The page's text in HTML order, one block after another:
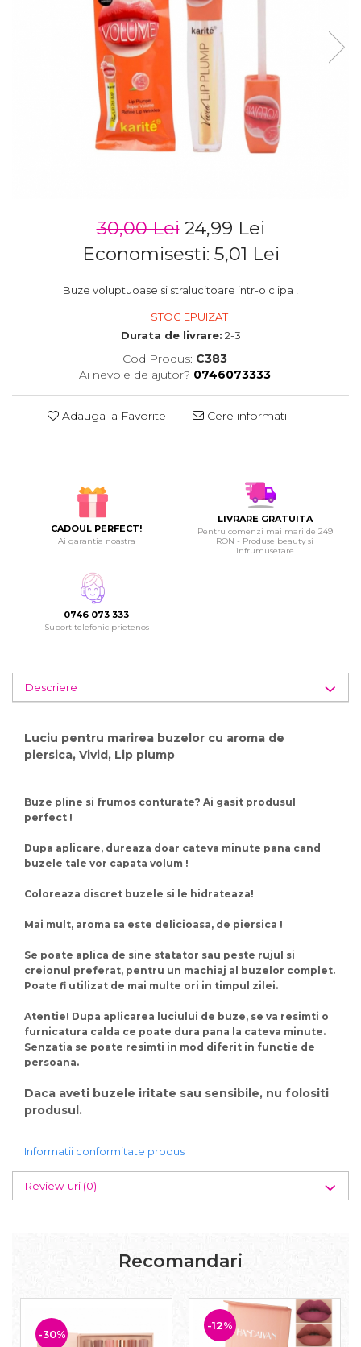
30,00 Lei 24,99 Lei
Economisesti: 5,01 Lei
Buze voluptuoase si stralucitoare intr-o clipa !
STOC EPUIZAT
Durata de livrare: 2-3
Cod Produs: C383
Ai nevoie de ajutor? 0746073333
Adauga la Favorite Cere informatii
CADOUL PERFECT!
Ai garantia noastra
LIVRARE GRATUITA
Pentru comenzi mai mari de 249
RON - Produse beauty si
infrumusetare
0746 073 333
Suport telefonic prietenos
Descriere
Luciu pentru marirea buzelor cu aroma de
piersica, Vivid, Lip plump
Buze pline si frumos conturate? Ai gasit produsul
perfect !
Dupa aplicare, dureaza doar cateva minute pana cand
buzele tale vor capata volum !
Coloreaza discret buzele si le hidrateaza!
Mai mult, aroma sa este delicioasa, de piersica !
Se poate aplica de sine statator sau peste rujul si
creionul preferat, pentru un machiaj al buzelor complet.
Poate fi utilizat de mai multe ori in timpul zilei.
Atentie! Dupa aplicarea luciului de buze, se va resimti o
furnicatura calda ce poate dura pana la cateva minute.
Senzatia se poate resimti in mod diferit in functie de
persoana.
Daca aveti buzele iritate sau sensibile, nu folositi
produsul.
Informatii conformitate produs
Review-uri (0)
Recomandari
-30%
-12%